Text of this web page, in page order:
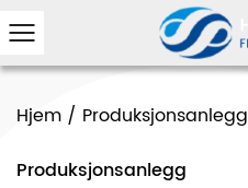
Hjem / Produksjonsanlegg
Produksjonsanlegg